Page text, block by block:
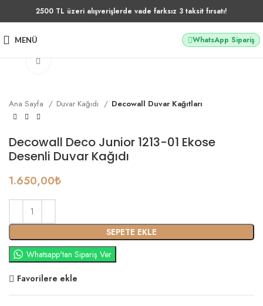
2500 TL üzeri alışverişlerde vade farksız 3 taksit fırsatı!
MENÜ WhatsApp Sipariş
Ana Sayfa Duvar Kağıdı Decowall Duvar Kağıtları
Decowall Deco Junior 1213-01 Ekose
Desenli Duvar Kağıdı
1.650,00₺
SEPETE EKLE
Whatsapp'tan Sipariş Ver
Favorilere ekle